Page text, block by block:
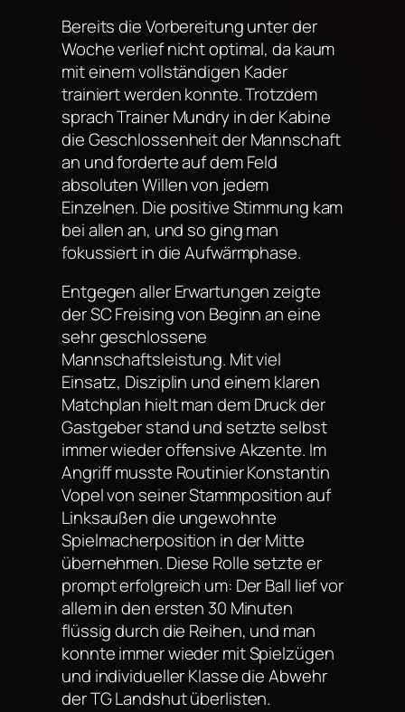
Bereits die Vorbereitung unter der
Woche verlief nicht optimal, da kaum
mit einem vollständigen Kader
trainiert werden konnte. Trotzdem
sprach Trainer Mundry in der Kabine
die Geschlossenheit der Mannschaft
an und forderte auf dem Feld
absoluten Willen von jedem
Einzelnen. Die positive Stimmung kam
bei allen an, und so ging man
fokussiert in die Aufwärmphase.
Entgegen aller Erwartungen zeigte
der SC Freising von Beginn an eine
sehr geschlossene
Mannschaftsleistung. Mit viel
Einsatz, Disziplin und einem klaren
Matchplan hielt man dem Druck der
Gastgeber stand und setzte selbst
immer wieder offensive Akzente. Im
Angriff musste Routinier Konstantin
Vopel von seiner Stammposition auf
Linksaußen die ungewohnte
Spielmacherposition in der Mitte
übernehmen. Diese Rolle setzte er
prompt erfolgreich um: Der Ball lief vor
allem in den ersten 30 Minuten
flüssig durch die Reihen, und man
konnte immer wieder mit Spielzügen
und individueller Klasse die Abwehr
der TG Landshut überlisten.